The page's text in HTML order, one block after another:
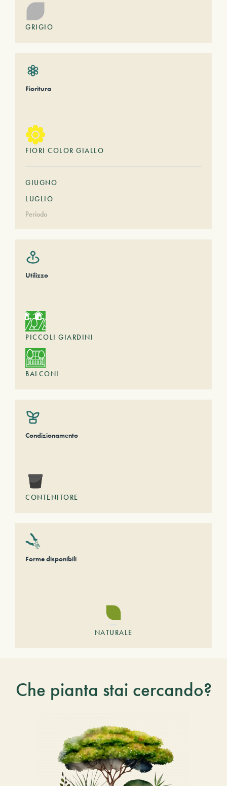
GRIGIO
Fioritura
FIORI COLOR GIALLO
GIUGNO
LUGLIO
Periodo
Utilizzo
PICCOLI GIARDINI
BALCONI
Condizionamento
CONTENITORE
Forme disponibili
NATURALE
Che pianta stai cercando?